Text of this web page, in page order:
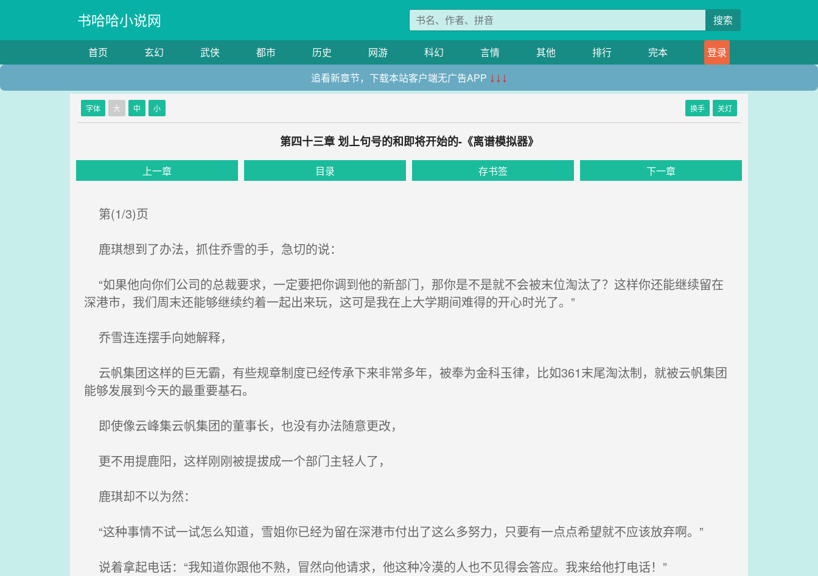
书哈哈小说网 搜索
首页 玄幻 武侠 都市 历史 网游 科幻 言情 其他 排行 完本
登录
追看新章节，下载本站客户端无广告APP ↓↓↓
字体 大 中 小 换手 关灯
第四十三章 划上句号的和即将开始的-《离谱模拟器》
上一章 目录 存书签 下一章
第(1/3)页
鹿琪想到了办法，抓住乔雪的手，急切的说：
“如果他向你们公司的总裁要求，一定要把你调到他的新部门，那你是不是就不会被末位淘汰了？这样你还能继续留在
深港市，我们周末还能够继续约着一起出来玩，这可是我在上大学期间难得的开心时光了。”
乔雪连连摆手向她解释，
云帆集团这样的巨无霸，有些规章制度已经传承下来非常多年，被奉为金科玉律，比如361末尾淘汰制，就被云帆集团
能够发展到今天的最重要基石。
即使像云峰集云帆集团的董事长，也没有办法随意更改，
更不用提鹿阳，这样刚刚被提拔成一个部门主轻人了，
鹿琪却不以为然：
“这种事情不试一试怎么知道，雪姐你已经为留在深港市付出了这么多努力，只要有一点点希望就不应该放弃啊。”
说着拿起电话：“我知道你跟他不熟，冒然向他请求，他这种冷漠的人也不见得会答应。我来给他打电话！”